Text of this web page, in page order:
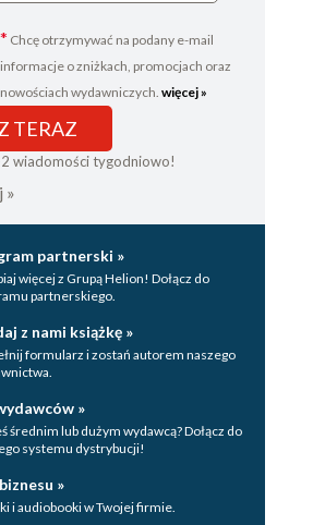
* Chcę otrzymywać na podany e-mail
informacje o zniżkach, promocjach oraz
nowościach wydawniczych. więcej »
TERAZ
2 wiadomości tygodniowo!
»
partnerski »
więcej z Grupą Helion! Dołącz do
partnerskiego.
z nami książkę »
formularz i zostań autorem naszego
»
średnim lub dużym wydawcą? Dołącz do
systemu dystrybucji!
»
i audiobooki w Twojej firmie.